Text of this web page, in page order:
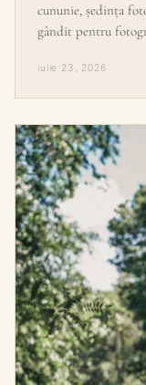
cununie, ședința
gândit pentru
iulie 23, 2026